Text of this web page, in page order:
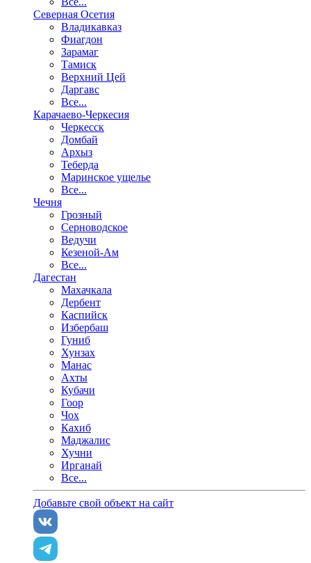
Северная Осетия
Владикавказ
Фиагдон
Зарамаг
Тамиск
Верхний Цей
Даргавс
Все...
Карачаево-Черкесия
Черкесск
Домбай
Архыз
Теберда
Маринское ущелье
Все...
Чечня
Грозный
Серноводское
Ведучи
Кезеной-Ам
Все...
Дагестан
Махачкала
Дербент
Каспийск
Избербаш
Гуниб
Хунзах
Манас
Ахты
Кубачи
Гоор
Чох
Кахиб
Маджалис
Хучни
Ирганай
Все...
Добавьте свой объект на сайт